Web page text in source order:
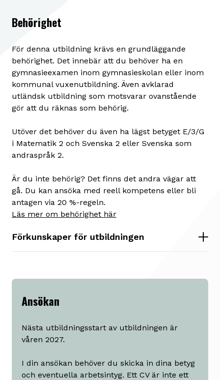
Behörighet
För denna utbildning krävs en grundläggande
behörighet. Det innebär att du behöver ha en
gymnasieexamen inom gymnasieskolan eller inom
kommunal vuxenutbildning. Även avklarad
utländsk utbildning som motsvarar ovanstående
gör att du räknas som behörig.
Utöver det behöver du även ha lägst betyget E/3/G
i Matematik 2 och Svenska 2 eller Svenska som
andraspråk 2.
Är du inte behörig? Det finns det andra vägar att
gå. Du kan ansöka med reell kompetens eller bli
antagen via 20 %-regeln.
Läs mer om behörighet här
Förkunskaper för utbildningen
Ansökan
Nästa utbildningsstart av utbildningen är
våren 2027.
I din ansökan behöver du skicka in dina betyg
och eventuella arbetsintyg. Ett CV är inte ett